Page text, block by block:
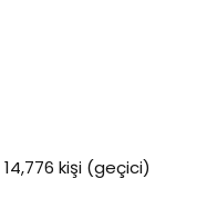
14,776 kişi (geçici)